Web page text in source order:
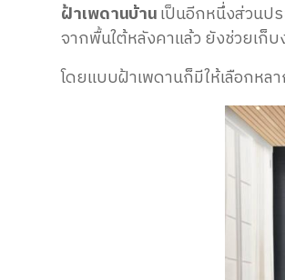
ฝ้าเพดานบ้านเป็นอีกหนึ่งส่วนป
จากพื้นใต้หลังคาแล้ว ยังช่วยเก็บ
โดยแบบฝ้าเพดานก็มีให้เลือกหล